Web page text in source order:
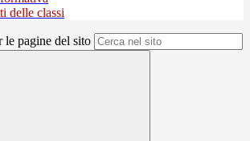
delle classi
le pagine del sito